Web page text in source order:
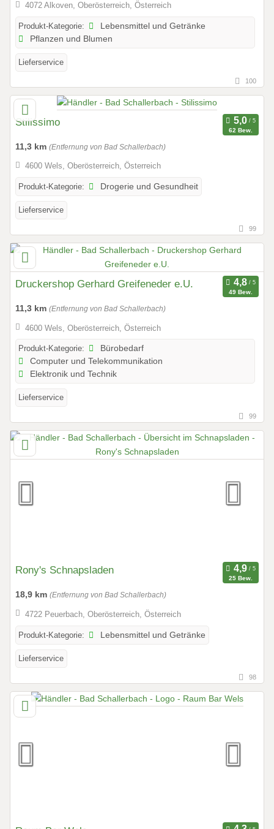
4072 Alkoven, Oberösterreich, Österreich
Produkt-Kategorie:
Lebensmittel und Getränke
Pflanzen und Blumen
Lieferservice
100
Stilissimo
62 Bew.
11,3 km (Entfernung von Bad Schallerbach)
4600 Wels, Oberösterreich, Österreich
Produkt-Kategorie: Drogerie und Gesundheit
Lieferservice
99
Druckershop Gerhard Greifeneder e.U.
49 Bew.
11,3 km (Entfernung von Bad Schallerbach)
4600 Wels, Oberösterreich, Österreich
Produkt-Kategorie:
Bürobedarf
Computer und Telekommunikation
Elektronik und Technik
Lieferservice
99
Rony's Schnapsladen
25 Bew.
18,9 km (Entfernung von Bad Schallerbach)
4722 Peuerbach, Oberösterreich, Österreich
Produkt-Kategorie: Lebensmittel und Getränke
Lieferservice
98